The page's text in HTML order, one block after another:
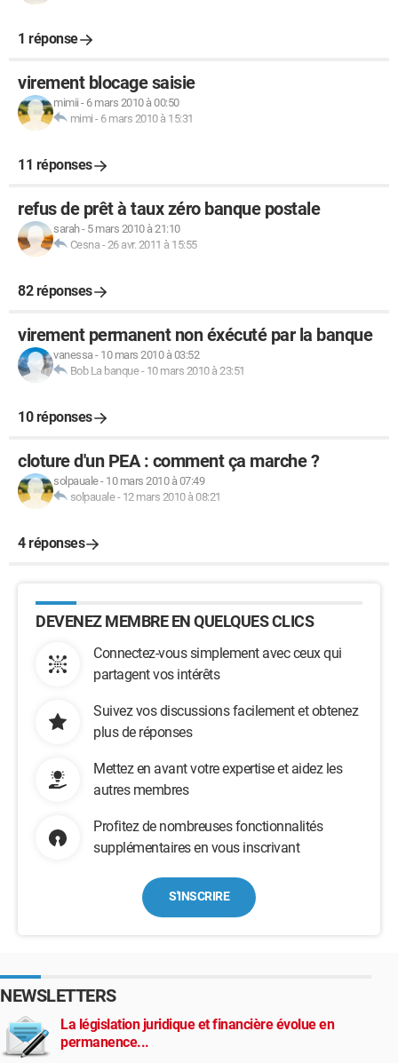
1 réponse
virement blocage saisie
mimii - 6 mars 2010 à 00:50
mimi - 6 mars 2010 à 15:31
11 réponses
refus de prêt à taux zéro banque postale
sarah- 5 mars 2010 à 21:10
Cesna -26 avr. 2011 à 15:55
82 réponses
virement permanent non éxécuté par la banque
vanessa- 10 mars 2010 à 03:52
Bob La banque- 10 mars 2010 à 23:51
10 réponses
cloture d'un PEA : comment ça marche ?
solpauale- 10 mars 2010 à 07:49
solpauale- 12 mars 2010 à 08:21
4 réponses
DEVENEZ MEMBRE EN QUELQUES CLICS
Connectez-vous simplement avec ceux qui
partagent vos intérêts
Suivez vos discussions facilement et obtenez
plus de réponses
Mettez en avant votre expertise et aidez les
autres membres
Profitez de nombreuses fonctionnalités
supplémentaires en vous inscrivant
S'INSCRIRE
NEWSLETTERS
La législation juridique et financière évolue en
permanence...